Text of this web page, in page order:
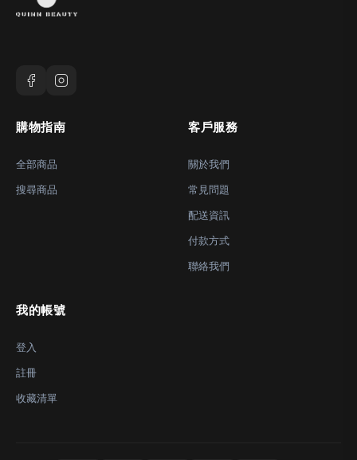
購物指南
全部商品
搜尋商品
客戶服務
關於我們
常見問題
配送資訊
付款方式
聯絡我們
我的帳號
登入
註冊
收藏清單